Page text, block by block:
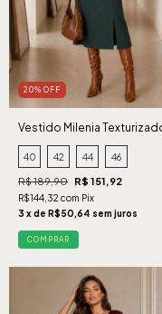
20% OFF
Vestido Milenia
Verde
40 42 44 46
R$ 189,90 R$ 151,92
R$144,32 com Pix
3 x de R$50,64 sem juros
COMPRAR